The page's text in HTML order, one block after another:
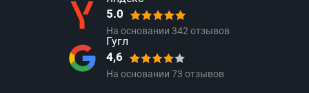
5.0
На основании 342отзывов
Гугл
4,6
На основании 73 отзывов